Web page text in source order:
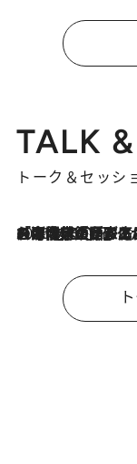
TALK
トーク＆セッシ
2026.8.3
「今後値上げがあるとすれば…」「リスクがあるのは今年の冬」エネルギー専門家が語る、ホルムズ海峡封鎖が家庭にもたらす“ある心配”